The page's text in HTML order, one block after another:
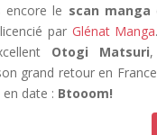
encore le scan manga
par Glénat Manga
Otogi Matsuri
grand retour en
date : Btooom!